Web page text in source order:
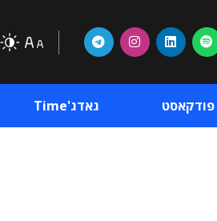
פודקאסט גאדג'Time